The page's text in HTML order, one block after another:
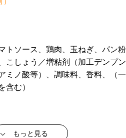
トソース、鶏肉、玉ねぎ、パン
こしょう／増粘剤（加工デンプ
ミノ酸等）、調味料、香料、（
含む）
もっと見る